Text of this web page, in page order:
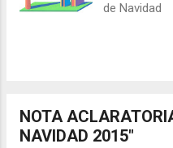
de Navidad
NOTA
NAVIDAD 2015"